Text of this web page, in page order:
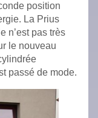
position
La Prius
n’est pas très
le nouveau
passé de mode.